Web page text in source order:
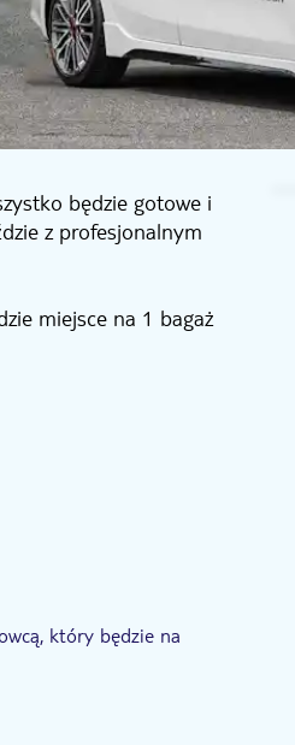
będzie gotowe i
z profesjonalnym
miejsce na 1 bagaż
który będzie na